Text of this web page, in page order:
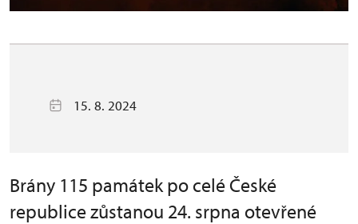
15. 8. 2024
Brány 115 památek po celé České
republice zůstanou 24. srpna otevřené